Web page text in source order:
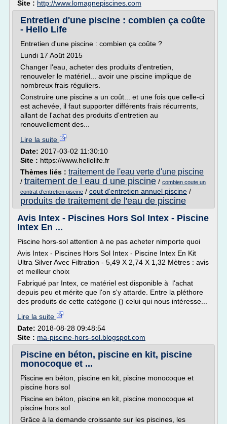
Site : http://www.lomagnepiscines.com
Entretien d'une piscine : combien ça coûte
- Hello Life
Entretien d'une piscine : combien ça coûte ?
Lundi 17 Août 2015
Changer l'eau, acheter des produits d'entretien,
renouveler le matériel... avoir une piscine implique de
nombreux frais réguliers.
Construire une piscine a un coût... et une fois que celle-ci
est achevée, il faut supporter différents frais récurrents,
allant de l'achat des produits d'entretien au
renouvellement des...
Lire la suite
Date: 2017-03-02 11:30:10
Site : https://www.hellolife.fr
Thèmes liés : traitement de l'eau verte d'une piscine
/ traitement de l eau d une piscine / combien coute un
contrat d'entretien piscine / cout d'entretien annuel piscine /
produits de traitement de l'eau de piscine
Avis Intex - Piscines Hors Sol Intex - Piscine
Intex En ...
Piscine hors-sol attention à ne pas acheter nimporte quoi
Avis Intex - Piscines Hors Sol Intex - Piscine Intex En Kit
Ultra Silver Avec Filtration - 5,49 X 2,74 X 1,32 Mètres : avis
et meilleur choix
Fabriqué par Intex, ce matériel est disponible à l'achat
depuis peu et mérite que l'on s'y attarde. Entre la pléthore
des produits de cette catégorie () celui qui nous intéresse...
Lire la suite
Date: 2018-08-28 09:48:54
Site : ma-piscine-hors-sol.blogspot.com
Piscine en béton, piscine en kit, piscine
monocoque et ...
Piscine en béton, piscine en kit, piscine monocoque et
piscine hors sol
Piscine en béton, piscine en kit, piscine monocoque et
piscine hors sol
Grâce à la demande croissante sur les piscines, les